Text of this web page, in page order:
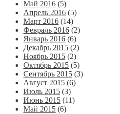
Май 2016 (5)
Апрель 2016 (5)
Март 2016 (14)
Февраль 2016 (2)
Январь 2016 (6)
Декабрь 2015 (2)
Ноябрь 2015 (2)
Октябрь 2015 (5)
Сентябрь 2015 (3)
Август 2015 (6)
Июль 2015 (3)
Июнь 2015 (11)
Май 2015 (6)